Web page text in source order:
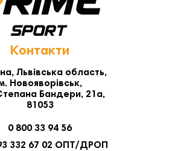
Контакти
Львівська область,
Новояворівськ,
Бандери, 21а,
81053
0 800 33 94 56
332 67 02 ОПТ/ДРОП